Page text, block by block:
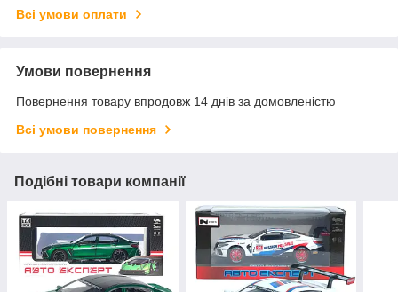
Всі умови оплати
Умови повернення
Повернення товару впродовж 14 днів за домовленістю
Всі умови повернення
Подібні товари компанії